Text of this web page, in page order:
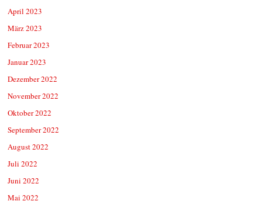
April 2023
März 2023
Februar 2023
Januar 2023
Dezember 2022
November 2022
Oktober 2022
September 2022
August 2022
Juli 2022
Juni 2022
Mai 2022